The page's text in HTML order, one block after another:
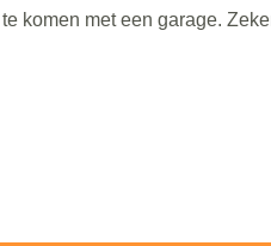
komen met een garage.